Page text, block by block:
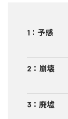
1 ： 予感
2 ： 崩壊
3 ： 廃墟